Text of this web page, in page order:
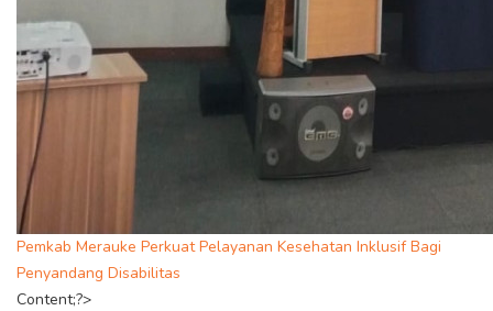
Pemkab Merauke Perkuat Pelayanan Kesehatan Inklusif Bagi
Penyandang Disabilitas
Content;?>